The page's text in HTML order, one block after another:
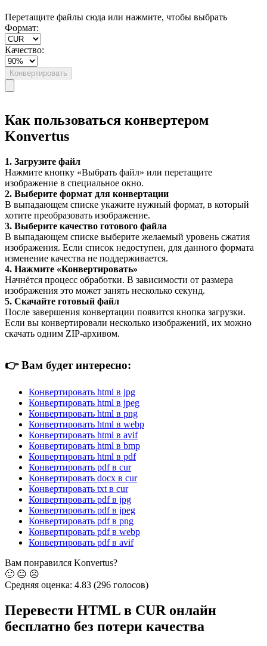
Перетащите файлы сюда или нажмите, чтобы выбрать
Формат:
Качество:
Конвертировать
Как пользоваться конвертером
Konvertus
1. Загрузите файл
Нажмите кнопку «Выбрать файл» или перетащите
изображение в специальное окно.
2. Выберите формат для конвертации
В выпадающем списке укажите нужный формат, в который
хотите преобразовать изображение.
3. Выберите качество готового файла
В выпадающем списке выберите желаемый уровень сжатия
изображения. Если список недоступен, для данного формата
изменение качества не поддерживается.
4. Нажмите «Конвертировать»
Начнётся процесс обработки. В зависимости от размера
изображения это может занять несколько секунд.
5. Скачайте готовый файл
После завершения конвертации появится кнопка загрузки.
Если вы конвертировали несколько изображений, их можно
скачать одним ZIP-архивом.
👉Вам будет интересно:
Конвертировать html в jpg
Конвертировать html в jpeg
Конвертировать html в png
Конвертировать html в webp
Конвертировать html в avif
Конвертировать html в bmp
Конвертировать html в pdf
Конвертировать pdf в cur
Конвертировать docx в cur
Конвертировать txt в cur
Конвертировать pdf в jpg
Конвертировать pdf в jpeg
Конвертировать pdf в png
Конвертировать pdf в webp
Конвертировать pdf в avif
Вам понравился Konvertus?
🙂 😐 ☹️
Средняя оценка: 4.83 (296 голосов)
Перевести HTML в CUR онлайн
бесплатно без потери качества